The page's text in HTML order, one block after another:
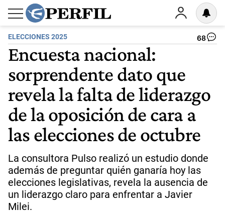
ELECCIONES 2025 68
Encuesta nacional:
sorprendente dato que
revela la falta de liderazgo
de la oposición de cara a
las elecciones de octubre
La consultora Pulso realizó un estudio donde
además de preguntar quién ganaría hoy las
elecciones legislativas, revela la ausencia de
un liderazgo claro para enfrentar a Javier
Milei.